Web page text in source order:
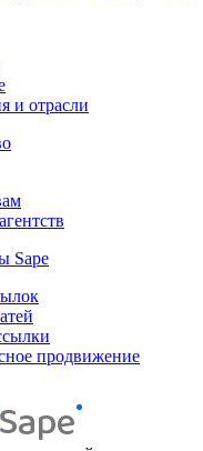
и отрасли
Sape
продвижение